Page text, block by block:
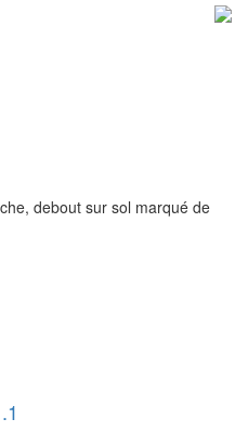
debout sur sol marqué de